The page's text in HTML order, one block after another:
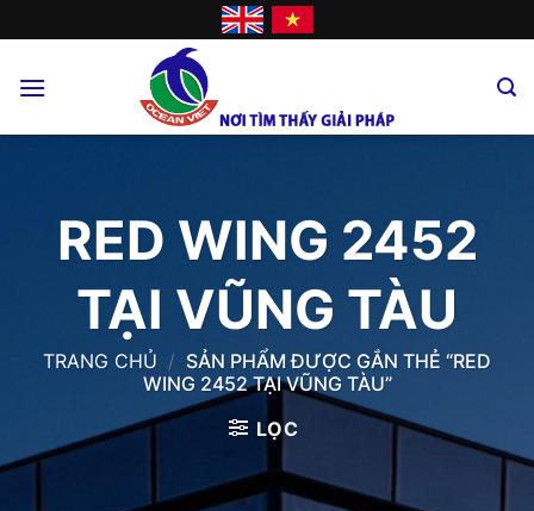
to
RED WING 2452
TẠI VŨNG TÀU
TRANG CHỦ / SẢN PHẨM ĐƯỢC GẮN THẺ “RED
WING 2452 TẠI VŨNG TÀU”
LỌC